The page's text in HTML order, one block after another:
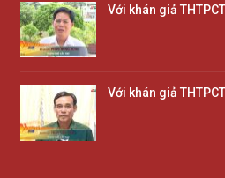
Với khán giả
Với khán giả